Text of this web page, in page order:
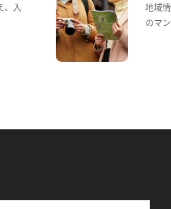
、入
地域
のマ